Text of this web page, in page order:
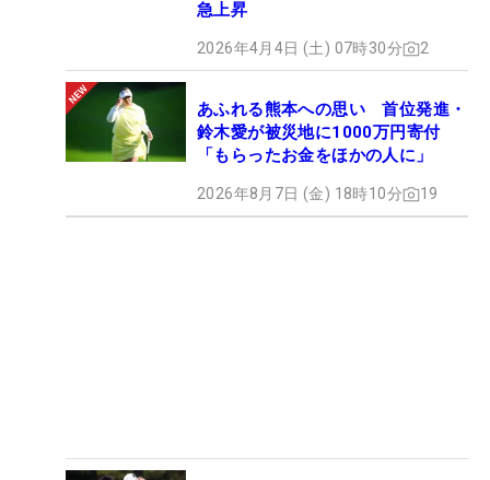
急上昇
2026年4月4日 (土) 07時30分 2
あふれる熊本への思い 首位発進・
鈴木愛が被災地に1000万円寄付
「もらったお金をほかの人に」
2026年8月7日 (金) 18時10分 19